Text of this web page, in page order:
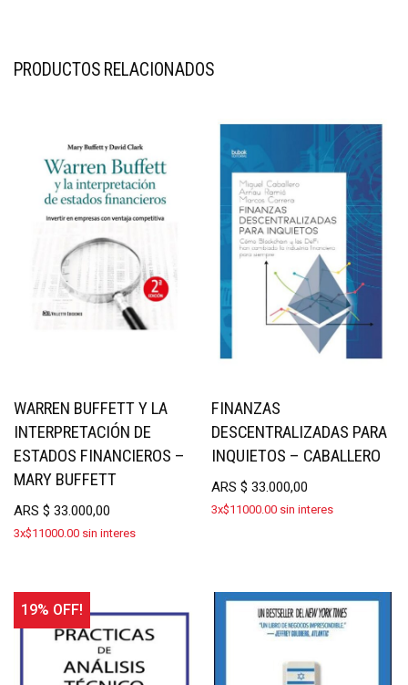
PRODUCTOS RELACIONADOS
WARREN BUFFETT Y LA
INTERPRETACIÓN DE
ESTADOS FINANCIEROS –
MARY BUFFETT
ARS $ 33.000,00
3x$11000.00 sin interes
FINANZAS
DESCENTRALIZADAS PARA
INQUIETOS – CABALLERO
ARS$ 33.000,00
3x$11000.00 sin interes
19% OFF!